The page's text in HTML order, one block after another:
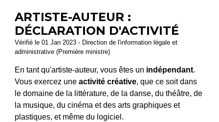
ARTISTE-AUTEUR :
DÉCLARATION D'ACTIVITÉ
Vérifié le 01 Jan 2023 - Direction de l'information légale et
administrative (Première ministre)
En tant qu'artiste-auteur, vous êtes un indépendant.
Vous exercez une activité créative, que ce soit dans
le domaine de la littérature, de la danse, du théâtre, de
la musique, du cinéma et des arts graphiques et
plastiques, et même du logiciel.